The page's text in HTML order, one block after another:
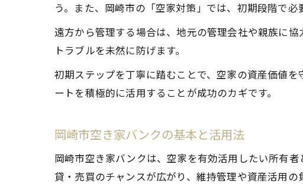
う。また、岡崎市の「空家対策」では、初期段階で必
遠方から管理する場合は、地元の管理会社や親族に
トラブルを未然に防げます。
初期ステップを丁寧に踏むことで、空家の資産価値
ートを積極的に活用することが成功のカギです。
岡崎市空き家バンクの基本と活用法
岡崎市空き家バンクは、空家を有効活用したい所有
貸・売買のチャンスが広がり、維持管理や資産活用の